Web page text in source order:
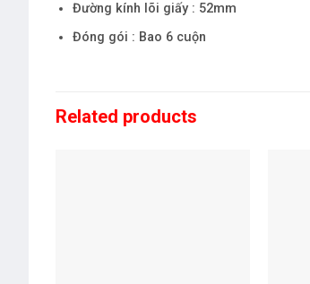
Đường kính lõi giấy : 52mm
Đóng gói : Bao 6 cuộn
Related products